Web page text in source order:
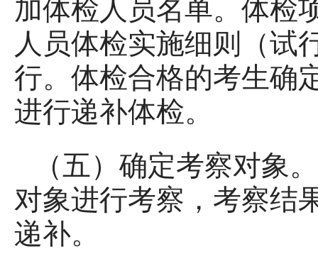
加体检人员名单。体检
人员体检实施细则（试
行。体检合格的考生确
进行递补体检。
（五）确定考察对象
对象进行考察，考察结
递补。